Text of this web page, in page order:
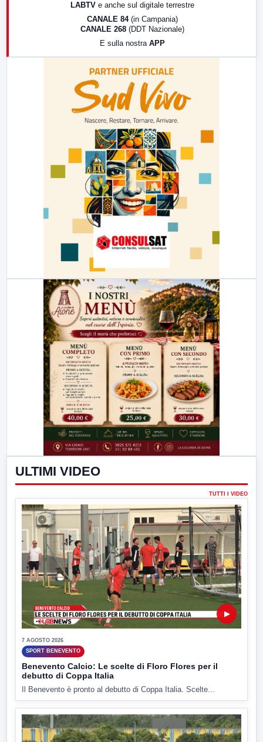
LABTV e anche sul digitale terrestre
CANALE 84 (in Campania)
CANALE 268 (DDT Nazionale)
E sulla nostra APP
ULTIMI VIDEO
TUTTI I VIDEO
▶
7 AGOSTO 2026
SPORT BENEVENTO
Benevento Calcio: Le scelte di Floro Flores per il
debutto di Coppa Italia
Il Benevento è pronto al debutto di Coppa Italia. Scelte...